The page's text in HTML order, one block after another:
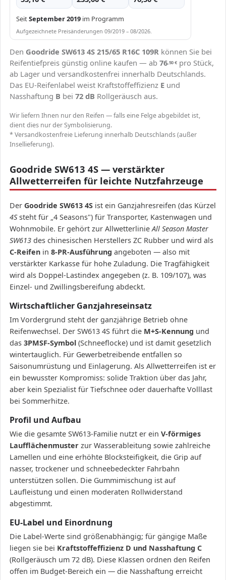
SeitSeptember 2019 im Programm
Aufgezeichnete Preisänderungen 09/2019 – 08/2026.
Den Goodride SW613 4S 215/65 R16C 109R können Sie bei
Reifentiefpreis günstig online kaufen — ab 76,50€ pro Stück,
ab Lager und versandkostenfrei innerhalb Deutschlands.
Das EU-Reifenlabel weist Kraftstoffeffizienz E und
Nasshaftung B bei 72 dB Rollgeräusch aus.
Wir liefern Ihnen nur den Reifen — falls eine Felge abgebildet ist,
dient dies nur der Symbolisierung.
* Versandkostenfreie Lieferung innerhalb Deutschlands (außer
Insellieferung).
Goodride SW613 4S — verstärkter
Allwetterreifen für leichte Nutzfahrzeuge
Der Goodride SW613 4S ist ein Ganzjahresreifen (das Kürzel
4Ssteht für „4 Seasons") für Transporter, Kastenwagen und
Wohnmobile. Er gehört zur AllwetterlinieAll Season Master
SW613 des chinesischen Herstellers ZC Rubber und wird als
C-Reifen in 8-PR-Ausführung angeboten — also mit
verstärkter Karkasse für hohe Zuladung. Die Tragfähigkeit
wird als Doppel-Lastindex angegeben (z. B. 109/107), was
Einzel- und Zwillingsbereifung abdeckt.
Wirtschaftlicher Ganzjahreseinsatz
Im Vordergrund steht der ganzjährige Betrieb ohne
Reifenwechsel. Der SW613 4S führt die M+S-Kennung und
das 3PMSF-Symbol (Schneeflocke) und ist damit gesetzlich
wintertauglich. Für Gewerbetreibende entfallen so
Saisonumrüstung und Einlagerung. Als Allwetterreifen ist er
ein bewusster Kompromiss: solide Traktion über das Jahr,
aber kein Spezialist für Tiefschnee oder dauerhafte Volllast
bei Sommerhitze.
Profil und Aufbau
Wie die gesamte SW613-Familie nutzt er ein V-förmiges
Laufflächenmuster zur Wasserableitung sowie zahlreiche
Lamellen und eine erhöhte Blocksteifigkeit, die Grip auf
nasser, trockener und schneebedeckter Fahrbahn
unterstützen sollen. Die Gummimischung ist auf
Laufleistung und einen moderaten Rollwiderstand
abgestimmt.
EU-Label und Einordnung
Die Label-Werte sind größenabhängig; für gängige Maße
liegen sie bei Kraftstoffeffizienz D und Nasshaftung C
(Rollgeräusch um 72 dB). Diese Klassen ordnen den Reifen
offen im Budget-Bereich ein — die Nasshaftung erreicht